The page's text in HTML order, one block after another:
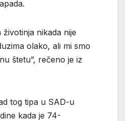
životinja nikada nije
olako, ali mi smo
štetu”, rečeno je iz
tog tipa u SAD-u
kada je 74-